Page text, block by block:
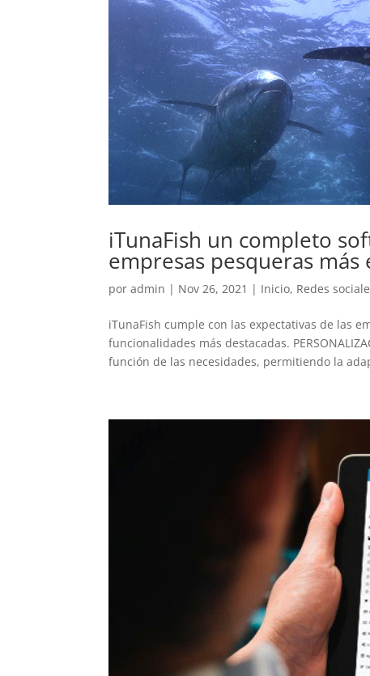
iTunaFish un completo
empresas pesqueras más
poradmin | Nov 26, 2021 | Inicio, Redes
iTunaFish cumple con las expectativas de las
funcionalidades más destacadas.
función de las necesidades, permitiendo la